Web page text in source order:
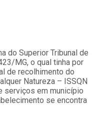
do Superior Tribunal de
MG, o qual tinha por
de recolhimento do
Natureza – ISSQN
serviços em município
se encontra